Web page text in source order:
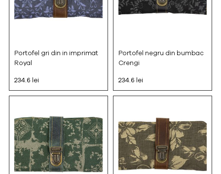
Portofel gri din in imprimat
Royal
234.6 lei
Portofel negru din bumbac
Crengi
234.6 lei